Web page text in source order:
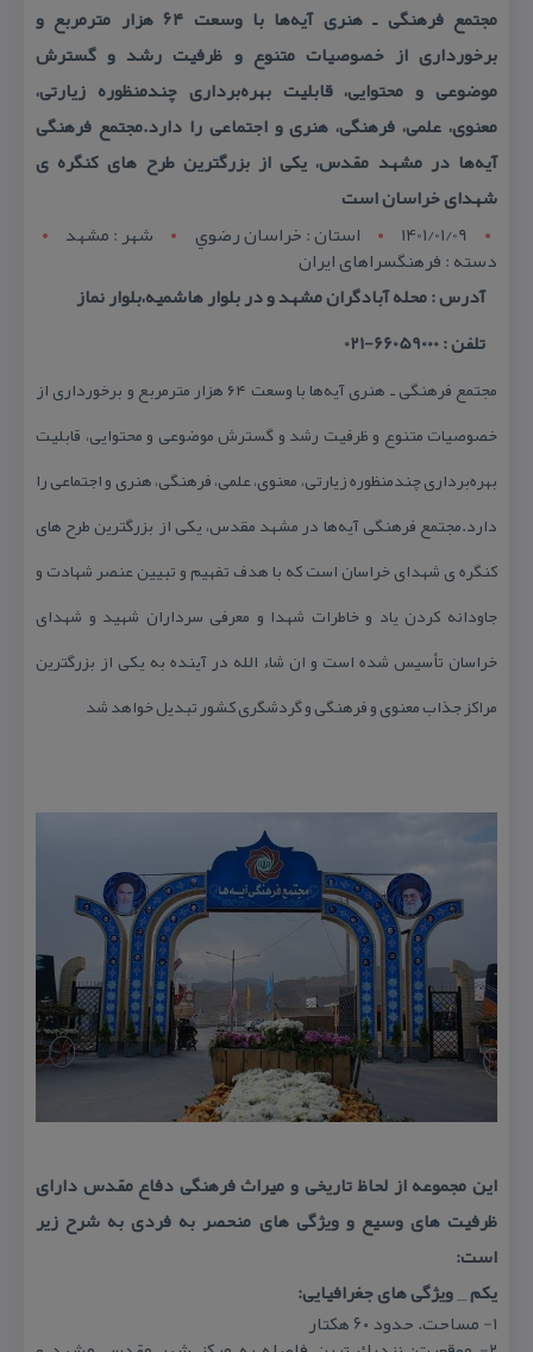
مجتمع فرهنگی ـ هنری آیه‌ها با وسعت ۶۴ هزار متر‌مربع و
برخورداری از خصوصیات متنوع و ظرفیت رشد و گسترش
موضوعی و محتوایی، قابلیت بهره‌برداری چند‌منظوره زیارتی،
معنوی، علمی‌، فرهنگی، هنری‌ و اجتماعی را دارد.مجتمع فرهنگی
آیه‌ها در مشهد مقدس، یكی از بزرگترین طرح های كنگره ی
شهدای خراسان است
1401/01/09
استان : خراسان رضوي شهر : مشهد
دسته : فرهنگسراهای ایران
آدرس : محله آبادگران مشهد و در بلوار هاشمیه،بلوار نماز
تلفن : 66059000-021
مجتمع فرهنگی ـ هنری آیه‌ها با وسعت ۶۴ هزار متر‌مربع و برخورداری از
خصوصیات متنوع و ظرفیت رشد و گسترش موضوعی و محتوایی، قابلیت
بهره‌برداری چند‌منظوره زیارتی، معنوی، علمی‌، فرهنگی، هنری‌ و اجتماعی را
دارد.مجتمع فرهنگی آیه‌ها در مشهد مقدس، یكی از بزرگترین طرح های
كنگره ی شهدای خراسان است كه با هدف تفهیم و تبیین عنصر شهادت و
جاودانه كردن یاد و خاطرات شهدا و معرفی سرداران شهید و شهدای
خراسان تأسیس شده است و ان شاء الله در آینده به یكی از بزرگترین
مراكز جذاب معنوی و فرهنگی و گردشگری كشور تبدیل خواهد شد
این مجموعه از لحاظ تاریخی و میراث فرهنگی دفاع مقدس دارای
ظرفیت های وسیع و ویژگی های منحصر به فردی به شرح زیر
است:
یكم _ ویژگی های جغرافیایی:
۱- مساحت. حدود ۶۰ هكتار